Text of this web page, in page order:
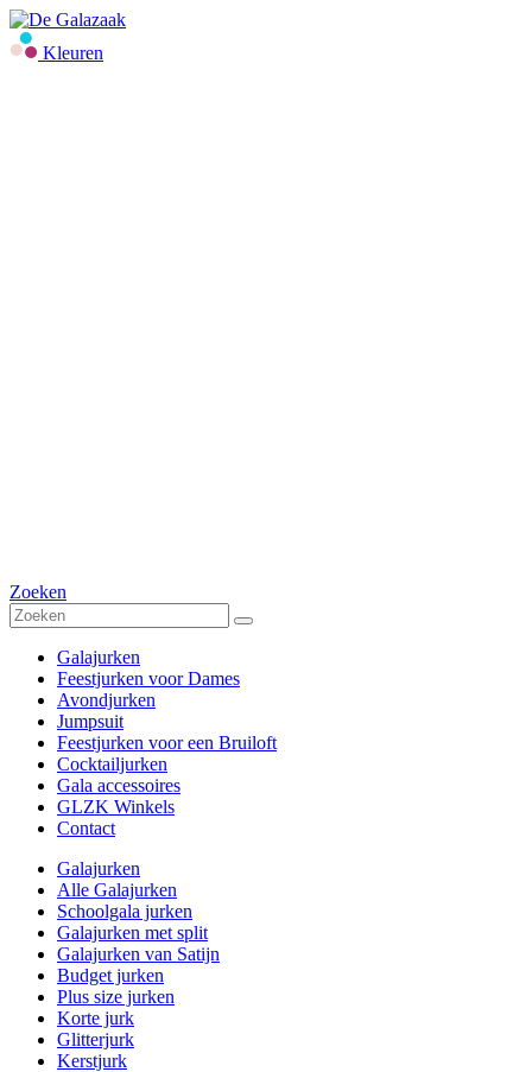
Kleuren
Zoeken
Galajurken
Feestjurken voor Dames
Avondjurken
Jumpsuit
Feestjurken voor een Bruiloft
Cocktailjurken
Gala accessoires
GLZK Winkels
Contact
Galajurken
Alle Galajurken
Schoolgala jurken
Galajurken met split
Galajurken van Satijn
Budget jurken
Plus size jurken
Korte jurk
Glitterjurk
Kerstjurk